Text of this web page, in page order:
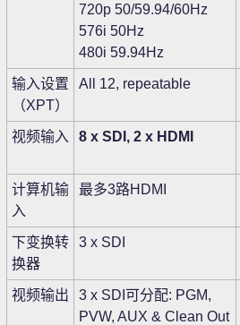
720p 50/59.94/60Hz
576i 50Hz
480i 59.94Hz
输入设置
（XPT）
All 12, repeatable
视频输入 8 x SDI, 2 x HDMI
计算机输
入
最多3路HDMI
下变换转
换器
3 x SDI
视频输出
3 x SDI可分配: PGM,
PVW, AUX & Clean Out